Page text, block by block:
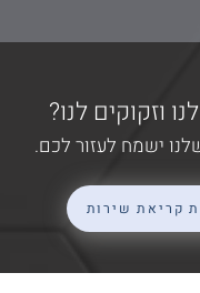
וזקוקים לנו?
ישמח לעזור לכם.
קריאת שירות